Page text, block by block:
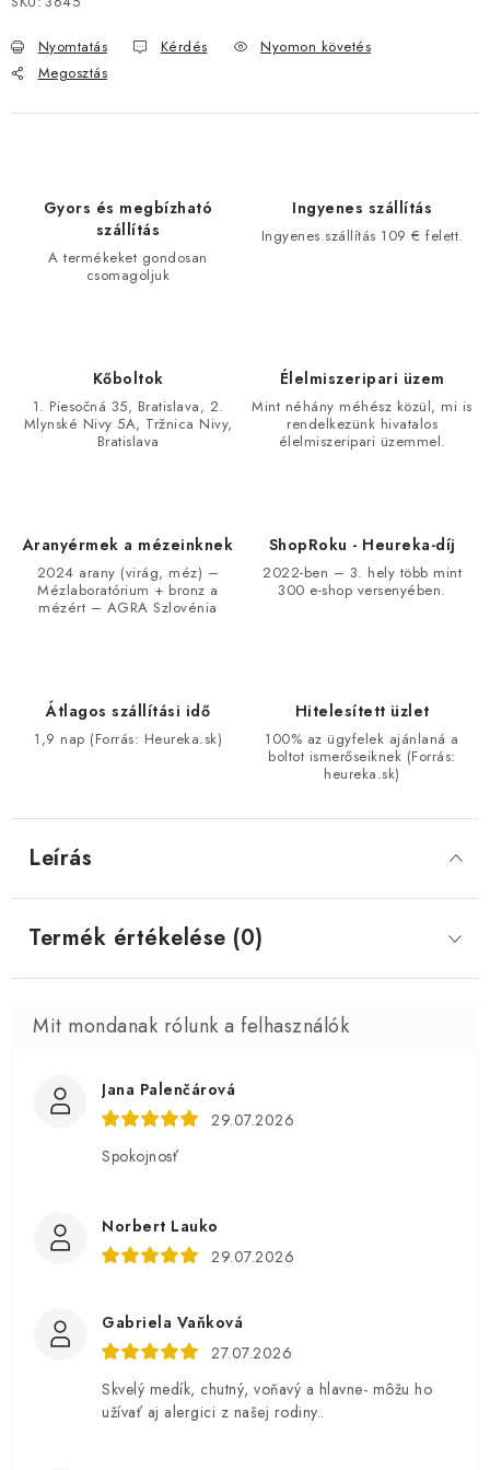
Nyomtatás Kérdés
Nyomon követés
Megosztás
Gyors és megbízható
szállítás
A termékeket gondosan
csomagoljuk
Ingyenes szállítás
Ingyenes szállítás 109 € felett.
Kőboltok
1. Piesočná 35, Bratislava, 2.
Mlynské Nivy 5A, Tržnica Nivy,
Bratislava
Élelmiszeripari üzem
Mint néhány méhész közül, mi is
rendelkezünk hivatalos
élelmiszeripari üzemmel.
Aranyérmek a mézeinknek
2024 arany (virág, méz) –
Mézlaboratórium + bronz a
mézért – AGRA Szlovénia
ShopRoku - Heureka-díj
2022-ben – 3. hely több mint
300 e-shop versenyében.
Átlagos szállítási idő
1,9 nap (Forrás: Heureka.sk)
Hitelesített üzlet
100% az ügyfelek ajánlaná a
boltot ismerőseiknek (Forrás:
heureka.sk)
Leírás
Termék értékelése (0)
Jana Palenčárová
29.07.2026
Spokojnosť
Norbert Lauko
29.07.2026
Gabriela Vaňková
27.07.2026
Skvelý medík, chutný, voňavý a hlavne- môžu ho
užívať aj alergici z našej rodiny..